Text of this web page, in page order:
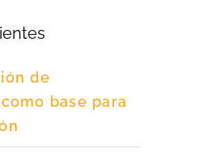
de
base para